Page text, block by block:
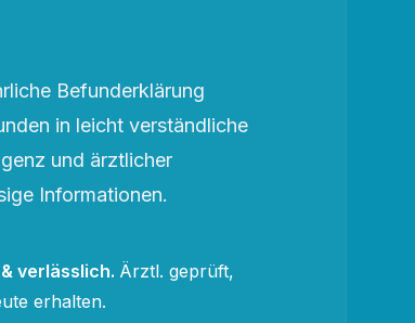
Befunderklärung
in leicht verständliche
und ärztlicher
Informationen.
verlässlich. Ärztl. geprüft,
erhalten.